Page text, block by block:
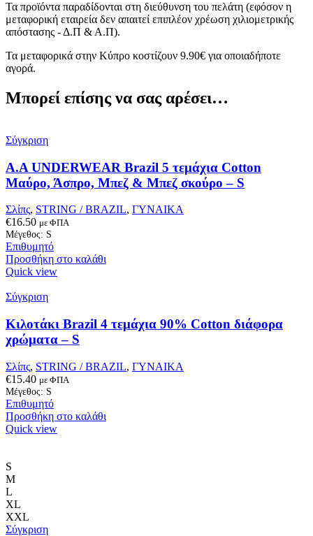
Τα προϊόντα παραδίδονται στη διεύθυνση του πελάτη (εφόσον η
μεταφορική εταιρεία δεν απαιτεί επιπλέον χρέωση χιλιομετρικής
απόστασης - Δ.Π & Α.Π).
Τα μεταφορικά στην Κύπρο κοστίζουν 9.90€ για οποιαδήποτε
αγορά.
Μπορεί επίσης να σας αρέσει…
Σύγκριση
Α.A UNDERWEAR Brazil 5 τεμάχια Cotton
Μαύρο, Άσπρο, Μπεζ & Μπεζ σκούρο – S
Σλίπς, STRING / BRAZIL, ΓΥΝΑΙΚΑ
€16.50 με ΦΠΑ
Μέγεθος: S
Επιθυμητό
Προσθήκη στο καλάθι
Quick view
Σύγκριση
Κιλοτάκι Brazil 4 τεμάχια 90% Cotton διάφορα
χρώματα – S
Σλίπς, STRING / BRAZIL, ΓΥΝΑΙΚΑ
€15.40 με ΦΠΑ
Μέγεθος: S
Επιθυμητό
Προσθήκη στο καλάθι
Quick view
S
M
L
XL
XXL
Σύγκριση